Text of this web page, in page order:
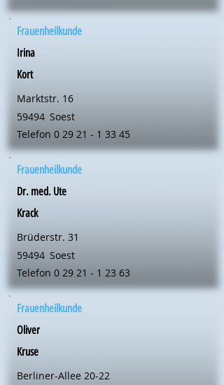
Frauenheilkunde
Irina
Kort
Marktstr. 16
59494 Soest
Telefon 0 29 21 - 1 33 45
Frauenheilkunde
Dr. med. Ute
Krack
Brüderstr. 31
59494 Soest
Telefon 0 29 21 - 1 23 63
Frauenheilkunde
Oliver
Kruse
Berliner-Allee 20-22